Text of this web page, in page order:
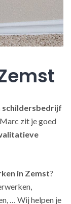
schildersbedrijf
zit je goed
in Zemst?
… Wij helpen je